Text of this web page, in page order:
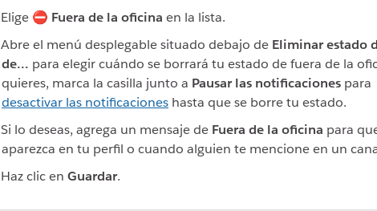
Elige ⛔ Fuera de la oficina en la lista.
Abre el menú desplegable situado debajo de Eliminar estado
de... para elegir cuándo se borrará tu estado de fuera de la
quieres, marca la casilla junto a Pausar las notificaciones para
desactivar las notificaciones hasta que se borre tu estado.
Si lo deseas, agrega un mensaje de Fuera de la oficina para
aparezca en tu perfil o cuando alguien te mencione en un
Haz clic en Guardar.